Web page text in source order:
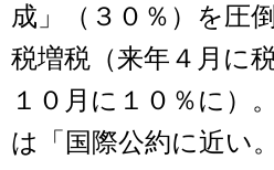
成」（３０％）を圧
税増税（来年４月に
１０月に１０％に）
は「国際公約に近い